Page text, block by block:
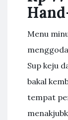
Menu
Sup keju
bakal
tempat